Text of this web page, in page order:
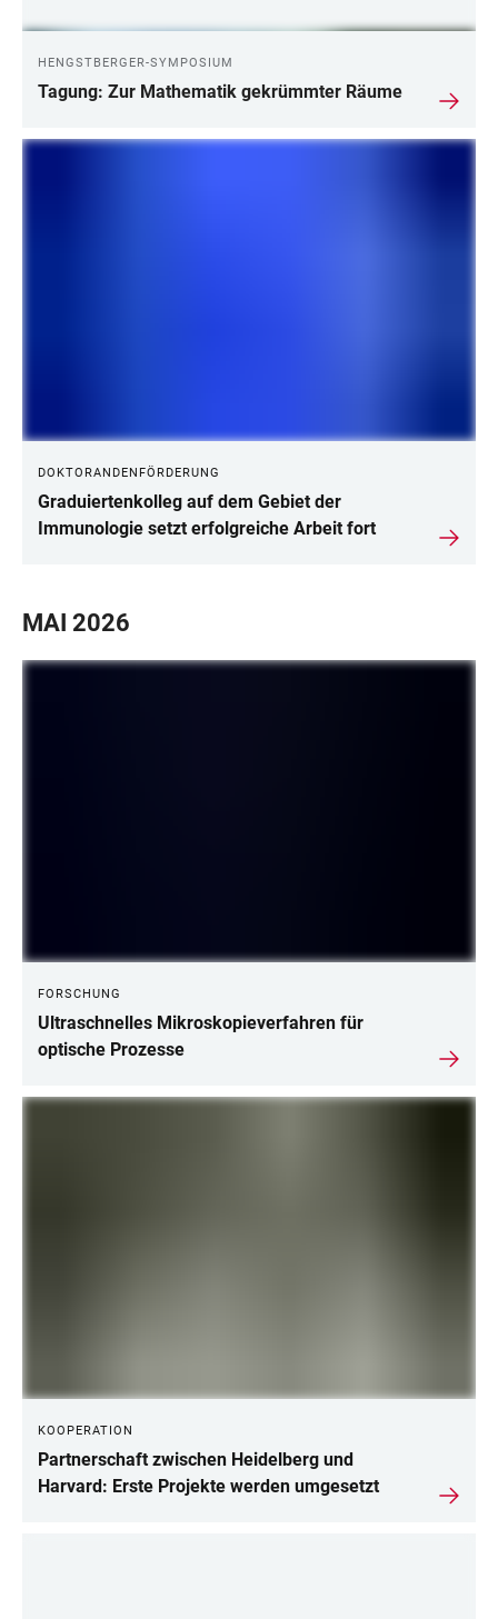
HENGSTBERGER-SYMPOSIUM
Tagung: Zur Mathematik gekrümmter Räume
DOKTORANDENFÖRDERUNG
Graduiertenkolleg auf dem Gebiet der
Immunologie setzt erfolgreiche Arbeit fort
MAI 2026
FORSCHUNG
Ultraschnelles Mikroskopieverfahren für
optische Prozesse
KOOPERATION
Partnerschaft zwischen Heidelberg und
Harvard: Erste Projekte werden umgesetzt